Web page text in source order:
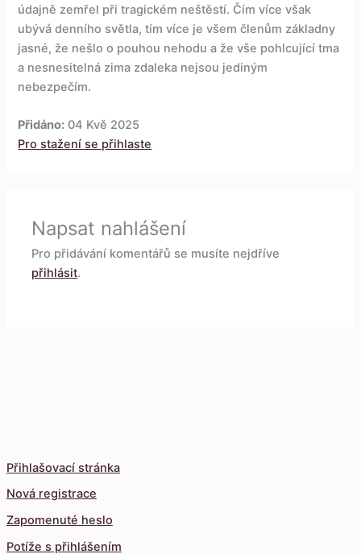
Přihlašovací stránka
Nová registrace
Zapomenuté heslo
Potíže s přihlášením
údajně zemřel při tragickém neštěstí. Čím více však
ubývá denního světla, tím více je všem členům základny
jasné, že nešlo o pouhou nehodu a že vše pohlcující tma
a nesnesitelná zima zdaleka nejsou jediným
nebezpečím.
Přidáno: 04 Kvě 2025
Pro stažení se přihlaste
Napsat nahlášení
Pro přidávání komentářů se musíte nejdříve
přihlásit.